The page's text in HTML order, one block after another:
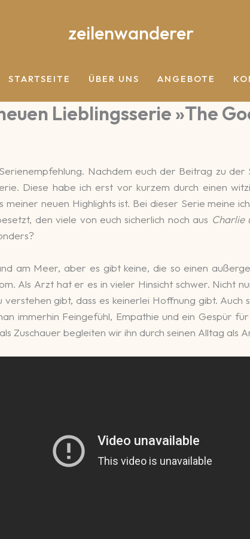
zeilenwanderer
STARTSEITE ÜBER UNS ANGEBOTE
Lieblingsserie »The
Nach­dem euch der Bei­trag zu der
Diese habe ich erst vor kurzem durch einen
neuen High­lights ist. Bei dieser Serie meine ich
den viele von euch sicherlich noch aus Charlie
am Meer, aber es gibt keine, die so einen
Als Arzt hat er es in vieler Hin­sicht schwer. Nicht
gibt, dass es keiner­lei Hoffnung gibt.
immer­hin Fein­ge­fühl, Empa­thie und ein Gespür
Zu­schauer be­glei­ten wir ihn durch seinen All­tag als